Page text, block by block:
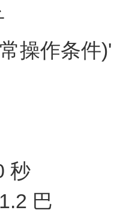
操作条件)'
秒
巴